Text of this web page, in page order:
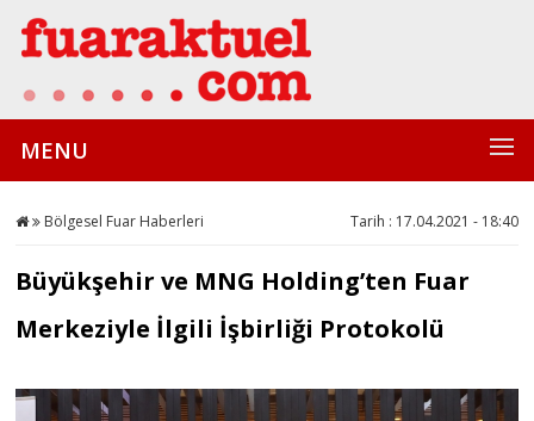
MENU
Bölgesel Fuar Haberleri Tarih : 17.04.2021 - 18:40
Büyükşehir ve MNG Holding’ten Fuar
Merkeziyle İlgili İşbirliği Protokolü